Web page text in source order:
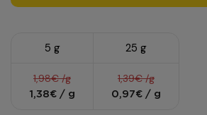
5 g
1,98€ /g
1,38€ / g
25 g
1,39€ /g
0,97€ / g